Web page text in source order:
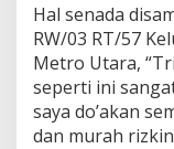
Hal senada
RW/03 RT/57
Metro Utara,
seperti ini
saya do’akan
dan murah